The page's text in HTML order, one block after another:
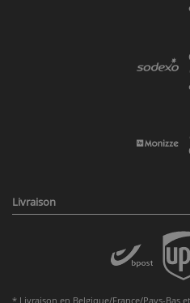
Livraison
* Livraison en Belgique/France/Pays-Bas